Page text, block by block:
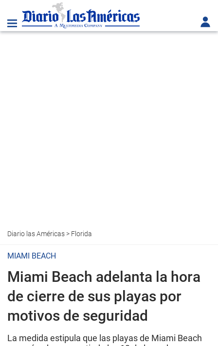
Diario las Américas> Florida
MIAMI BEACH
Miami Beach adelanta la hora
de cierre de sus playas por
motivos de seguridad
La medida estipula que las playas de Miami Beach